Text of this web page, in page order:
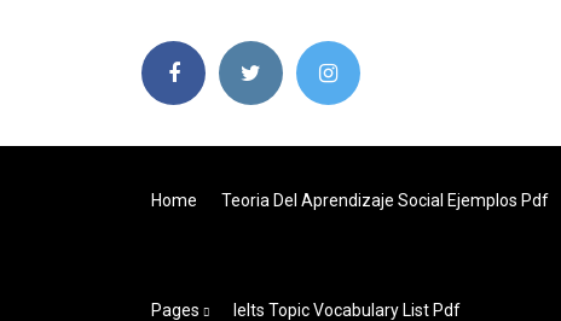
Home Teoria Del Aprendizaje Social Ejemplos Pdf
Pages Ielts Topic Vocabulary List Pdf